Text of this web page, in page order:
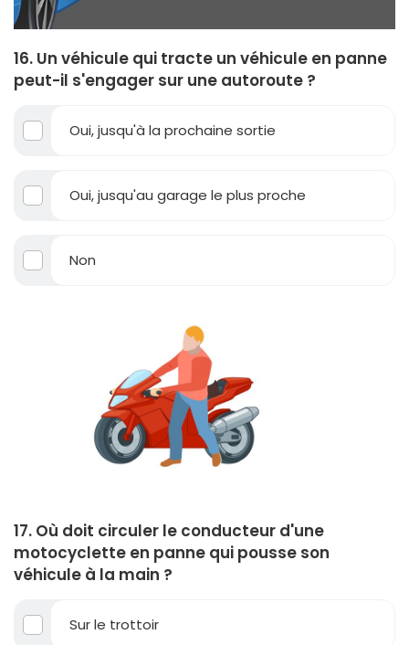
16. Un véhicule qui tracte un véhicule en panne
peut-il s'engager sur une autoroute ?
Oui, jusqu'à la prochaine sortie
Oui, jusqu'au garage le plus proche
Non
17. Où doit circuler le conducteur d'une
motocyclette en panne qui pousse son
véhicule à la main ?
Sur le trottoir